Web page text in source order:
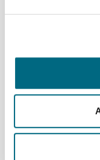
Fermata di via
Amt, per agevolare
28/09/07 15:30
di calcio
In occasione